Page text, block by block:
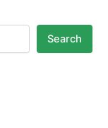
Search